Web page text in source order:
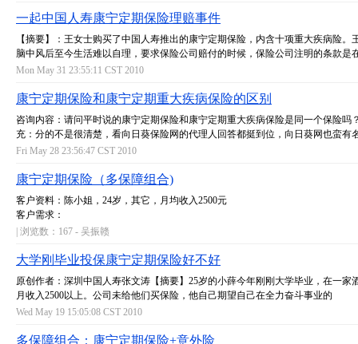
一起中国人寿康宁定期保险理赔事件
【摘要】：王女士购买了中国人寿推出的康宁定期保险，内含十项重大疾病险。
脑中风后至今生活难以自理，要求保险公司赔付的时候，保险公司注明的条款是
Mon May 31 23:55:11 CST 2010
康宁定期保险和康宁定期重大疾病保险的区别
咨询内容：请问平时说的康宁定期保险和康宁定期重大疾病保险是同一个保险吗
充：分的不是很清楚，看向日葵保险网的代理人回答都挺到位，向日葵网也蛮有
Fri May 28 23:56:47 CST 2010
康宁定期保险（多保障组合)
客户资料：陈小姐，24岁，其它，月均收入2500元
客户需求：
| 浏览数：167 - 吴振赣
大学刚毕业投保康宁定期保险好不好
原创作者：深圳中国人寿张文涛【摘要】25岁的小薛今年刚刚大学毕业，在一家
月收入2500以上。公司未给他们买保险，他自己期望自己在全力奋斗事业的
Wed May 19 15:05:08 CST 2010
多保障组合：康宁定期保险+意外险